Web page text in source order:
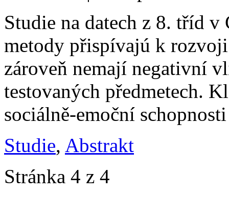
Studie na datech z 8. tříd
metody přispívajú k
zároveň nemají negativní
testovaných předmetech.
sociálně-emoční
Studie, Abstrakt
Stránka 4 z 4